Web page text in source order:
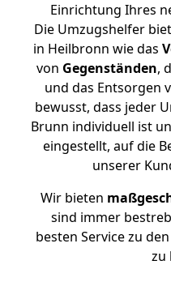
Einrichtung Ihres
Die Umzugshelfer
in Heilbronn wie das
von Gegenständen,
und das Entsorgen
bewusst, dass jeder
Brunn individuell ist
eingestellt, auf die
unserer
Wir bieten
sind immer
besten Service zu den
zu